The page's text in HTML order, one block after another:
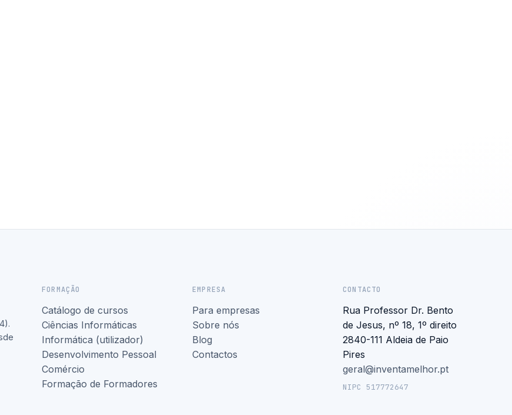
FORMAÇÃO
Catálogo de cursos
Ciências Informáticas
Informática (utilizador)
Desenvolvimento Pessoal
Comércio
Formação de Formadores
EMPRESA
Para empresas
Sobre nós
Blog
Contactos
CONTACTO
Rua Professor Dr. Bento
de Jesus, nº 18, 1º direito
2840-111 Aldeia de Paio
Pires
geral@inventamelhor.pt
NIPC 517772647